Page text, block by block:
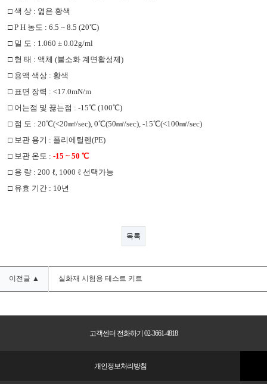
□색 상 : 엷은 황색
□P H 농도 : 6.5 ~ 8.5 (20℃)
□ 밀 도 : 1.060 ± 0.02g/ml
□ 형 태 :액체(불소화 계면활성제)
□ 용액 색상 : 황색
□ 표면 장력 : <17.0mN/m
□ 어는점 및 끓는점 : -15℃(100℃)
□ 점 도 : 20℃(<20㎟/sec), 0℃(50㎟/sec), -15℃(<100㎟/sec)
□ 보관 용기 : 폴리에틸렌(PE)
□ 보관 온도 :-15 ~ 50℃
□ 용 량 : 200 ℓ, 1000 ℓ 선택가능
□ 유효 기간 : 10년
목록
이전글 ▲ 실화재 시험용 테스트 키트
고객센터 전화하기 02-3661-4818
개인정보처리방침